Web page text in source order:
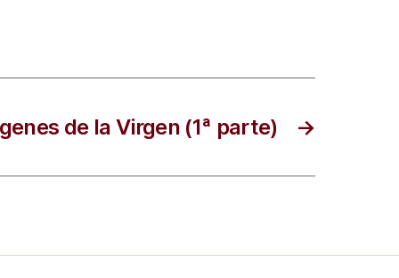
→
de la Virgen (1ª parte)